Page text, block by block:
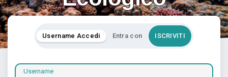
Username Accedi Entra con ISCRIVITI
Username